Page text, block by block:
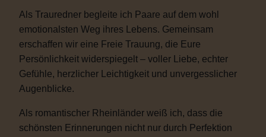
Als Trauredner begleite ich Paare auf dem wohl
emotionalsten Weg ihres Lebens. Gemeinsam
erschaffen wir eine Freie Trauung, die Eure
Persönlichkeit widerspiegelt – voller Liebe, echter
Gefühle, herzlicher Leichtigkeit und unvergesslicher
Augenblicke.
Als romantischer Rheinländer weiß ich, dass die
schönsten Erinnerungen nicht nur durch Perfektion